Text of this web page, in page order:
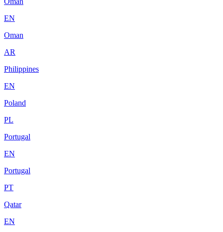
EN
Oman
AR
Philippines
EN
Poland
PL
Portugal
EN
Portugal
PT
Qatar
EN